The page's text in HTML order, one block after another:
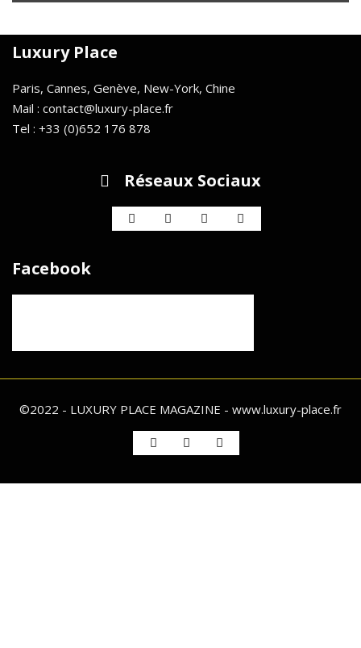
Luxury Place
Paris, Cannes, Genève, New-York, Chine
Mail : contact@luxury-place.fr
Tel : +33 (0)652 176 878
Réseaux Sociaux
Facebook
©2022 - LUXURY PLACE MAGAZINE - www.luxury-place.fr